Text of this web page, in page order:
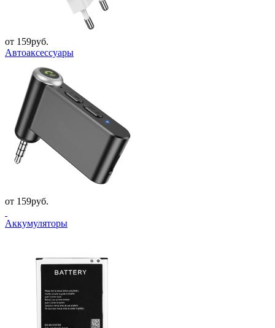
от 159руб.
Автоаксессуары
от 159руб.
Аккумуляторы